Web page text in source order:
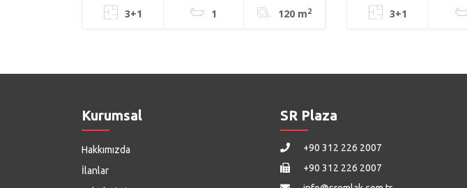
SATILIK DAİRE
3+1 1 120 m2 3+1
Kurumsal
Hakkımızda
İlanlar
SR Plaza
+90 312 226 2007
+90 312 226 2007